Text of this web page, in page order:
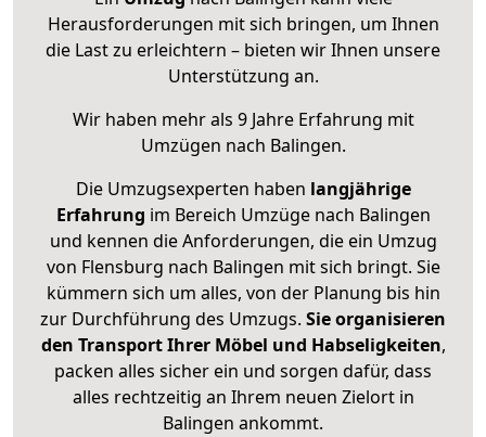
Herausforderungen mit sich bringen, um Ihnen
die Last zu erleichtern – bieten wir Ihnen unsere
Unterstützung an.
Wir haben mehr als 9 Jahre Erfahrung mit
Umzügen nach Balingen.
Die Umzugsexperten haben langjährige
Erfahrung im Bereich Umzüge nach Balingen
und kennen die Anforderungen, die ein Umzug
von Flensburg nach Balingen mit sich bringt. Sie
kümmern sich um alles, von der Planung bis hin
zur Durchführung des Umzugs. Sie organisieren
den Transport Ihrer Möbel und Habseligkeiten,
packen alles sicher ein und sorgen dafür, dass
alles rechtzeitig an Ihrem neuen Zielort in
Balingen ankommt.